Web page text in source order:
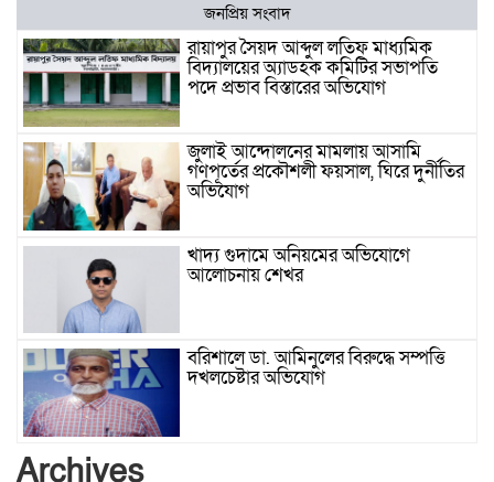
জনপ্রিয় সংবাদ
রায়াপুর সৈয়দ আব্দুল লতিফ মাধ্যমিক
বিদ্যালয়ের অ্যাডহক কমিটির সভাপতি
পদে প্রভাব বিস্তারের অভিযোগ
জুলাই আন্দোলনের মামলায় আসামি
গণপূর্তের প্রকৌশলী ফয়সাল, ঘিরে দুর্নীতির
অভিযোগ
খাদ্য গুদামে অনিয়মের অভিযোগে
আলোচনায় শেখর
বরিশালে ডা. আমিনুলের বিরুদ্ধে সম্পত্তি
দখলচেষ্টার অভিযোগ
Archives